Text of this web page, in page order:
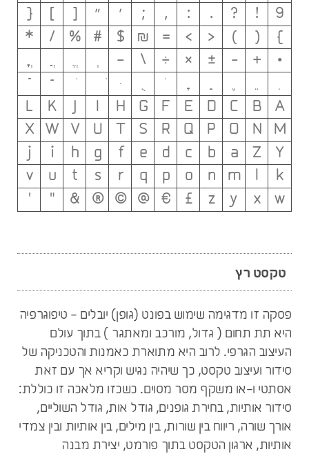
9
!
?
.
:
,
; ׳ ״ [
]
{
}
(
)
<
>
=
₪
$
#
%
/
*
•
+
-
±
×
÷
\
–
־
A
B
C
D
E
F
G
H
I
K
L
M
N
O
P
Q
R
S
T
U
V
W
X
Y
Z
a
b
c
d
e
f
g
h
i
j
k
l
m
n
o
p
q
r
s
t
u
v
w
x
y
z
£
€
@
©
®
&
"
'
טקסט רץ
פסקה זו מדגימה שימוש בפונט (גופן) יובלים - טיפוגרפיה
היא תת תחום ( גדול, מורכב ומאתגר ) בתוך עולם
העיצוב הגרפי. לרוב היא מתוארת כאמנות והטכניקה של
סידור ועיצוב טקסט, כך שיהיה נגיש וקריא אך עם זאת
אסתטי ו-או משקף מסר מסוים. כשכזו מלאכה זו כוללת:
סידור אותיות, בחירת גופנים, גודל אות, גודל השוליים,
אורך שורה, ריווח בין שורות, בין מילים, בין אותיות ובין צמדי
אותיות, ארגון הטקסט בתוך פורמט, יצירת מבנה